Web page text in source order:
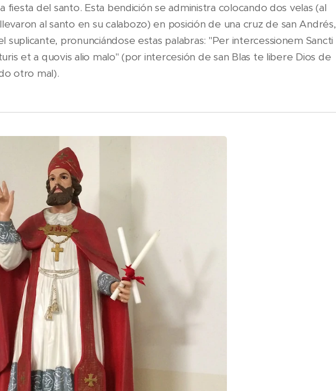
fiesta del santo. Esta bendición se administra colocando dos velas (al
al santo en su calabozo) en posición de una cruz de san Andrés,
suplicante, pronunciándose estas palabras: "Per intercessionem Sancti
et a quovis alio malo" (por intercesión de san Blas te libere Dios de
otro mal).